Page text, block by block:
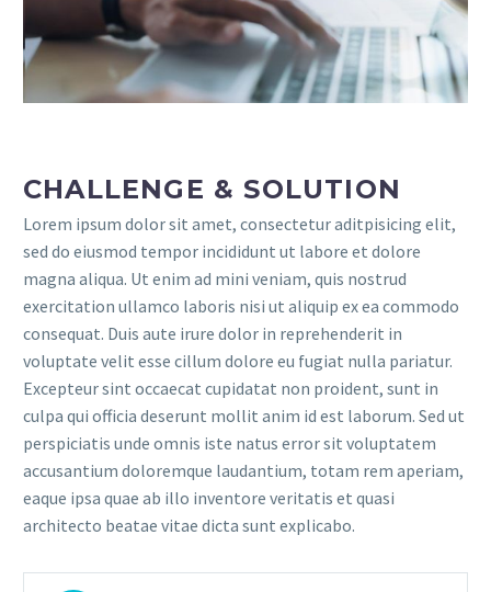
CHALLENGE & SOLUTION
Lorem ipsum dolor sit amet, consectetur aditpisicing elit,
sed do eiusmod tempor incididunt ut labore et dolore
magna aliqua. Ut enim ad mini veniam, quis nostrud
exercitation ullamco laboris nisi ut aliquip ex ea commodo
consequat. Duis aute irure dolor in reprehenderit in
voluptate velit esse cillum dolore eu fugiat nulla pariatur.
Excepteur sint occaecat cupidatat non proident, sunt in
culpa qui officia deserunt mollit anim id est laborum. Sed ut
perspiciatis unde omnis iste natus error sit voluptatem
accusantium doloremque laudantium, totam rem aperiam,
eaque ipsa quae ab illo inventore veritatis et quasi
architecto beatae vitae dicta sunt explicabo.